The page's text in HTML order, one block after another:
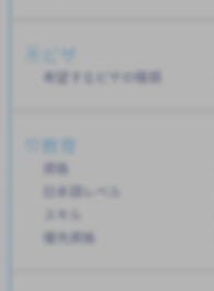
ビザ
希望するビザの種類
教育
資格
日本語レベル
スキル
優先資格